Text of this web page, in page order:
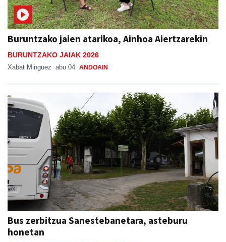
Buruntzako jaien atarikoa, Ainhoa Aiertzarekin
BURUNTZAKO JAIAK 2026
Xabat Minguez abu 04 ANDOAIN
Bus zerbitzua Sanestebanetara, asteburu
honetan